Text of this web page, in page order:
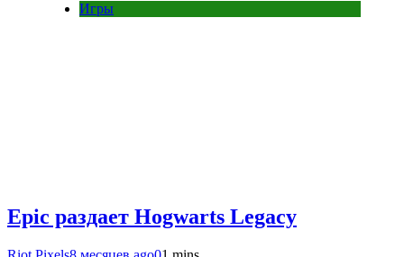
Игры
Epic раздает Hogwarts Legacy